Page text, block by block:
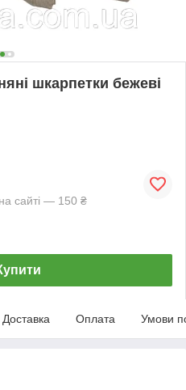
шкарпетки бежеві
сайті — 150 ₴
Доставка Оплата Умови